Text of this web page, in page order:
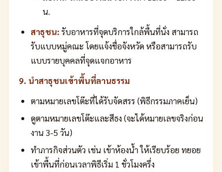
น.
สาธุชน: รับอาหารที่จุดบริการใกล้พื้นที่นั่ง สามารถ
รับแบบหมู่คณะ โดยแจ้งชื่อจังหวัด หรือสามารถรับ
แบบรายบุคคลที่จุดแจกอาหาร
9. นำสาธุชนเข้าพื้นที่ลานธรรม
ตามหมายเลขโต๊ะที่ได้รับจัดสรร (พิธีกรรมภาคเย็น)
ดูตามหมายเลขโต๊ะและสีธง (จะได้หมายเลขจริงก่อน
งาน 3-5 วัน)
ทำภารกิจส่วนตัว เช่น เข้าห้องน้ำ ให้เรียบร้อย ทยอย
เข้าพื้นที่ก่อนเวลาพิธีเริ่ม 1 ชั่วโมงครึ่ง